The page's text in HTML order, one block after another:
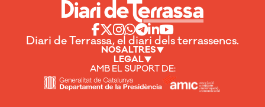
Diari de Terrassa, el diari dels terrassencs.
NOSALTRES
LEGAL
AMB EL SUPORT DE: